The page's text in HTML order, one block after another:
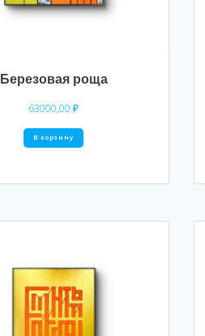
Березовая роща
63000,00₽
В корзину